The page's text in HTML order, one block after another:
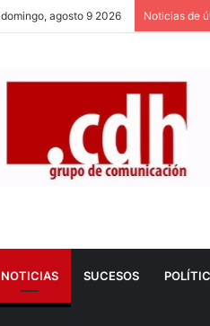
domingo, agosto 9 2026 Noticias de
NOTICIAS SUCESOS